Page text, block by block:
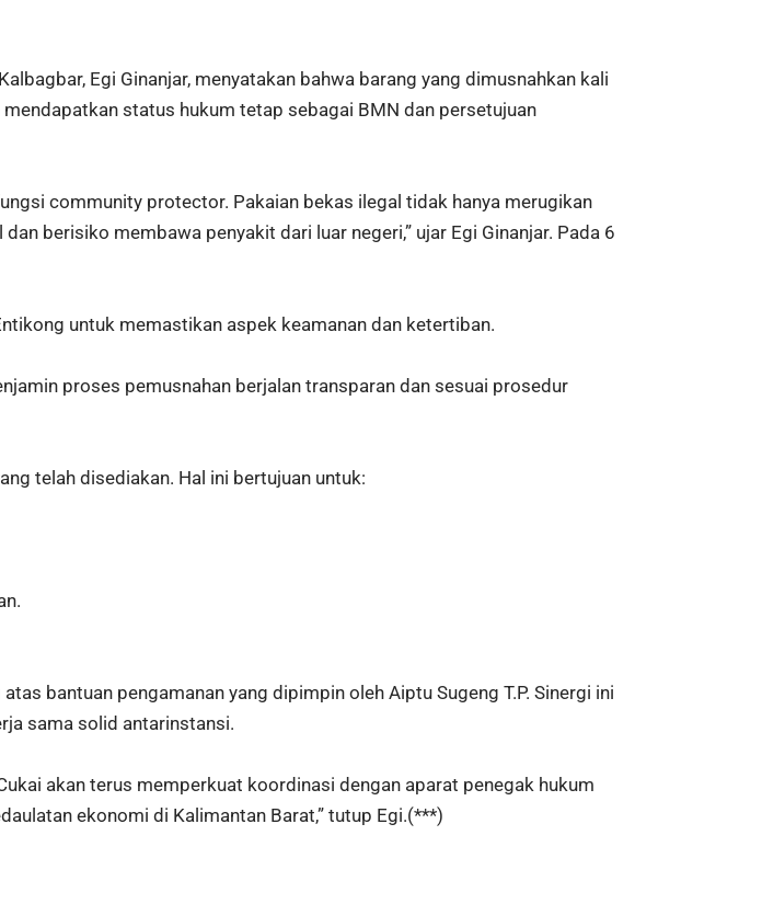
Egi Ginanjar, menyatakan bahwa barang yang dimusnahkan kali
status hukum tetap sebagai BMN dan persetujuan
community protector. Pakaian bekas ilegal tidak hanya merugikan
berisiko membawa penyakit dari luar negeri,” ujar Egi Ginanjar. Pada 6
untuk memastikan aspek keamanan dan ketertiban.
proses pemusnahan berjalan transparan dan sesuai prosedur
telah disediakan. Hal ini bertujuan untuk:
bantuan pengamanan yang dipimpin oleh Aiptu Sugeng T.P. Sinergi ini
sama solid antarinstansi.
akan terus memperkuat koordinasi dengan aparat penegak hukum
ekonomi di Kalimantan Barat,” tutup Egi.(***)